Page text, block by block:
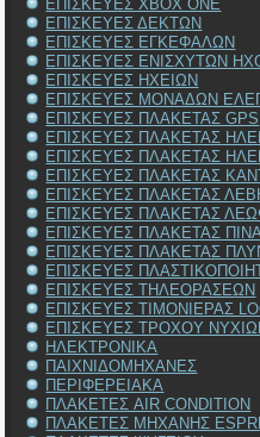
ΕΠΙΣΚΕΥΕΣ XBOX ONE
ΕΠΙΣΚΕΥΕΣ ΔΕΚΤΩΝ
ΕΠΙΣΚΕΥΕΣ ΕΓΚΕΦΑΛΩΝ
ΕΠΙΣΚΕΥΕΣ ΕΝΙΣΧΥΤΩΝ
ΕΠΙΣΚΕΥΕΣ ΗΧΕΙΩΝ
ΕΠΙΣΚΕΥΕΣ ΜΟΝΑΔΩΝ
ΕΠΙΣΚΕΥΕΣ ΠΛΑΚΕΤΑΣ GPS
ΕΠΙΣΚΕΥΕΣ ΠΛΑΚΕΤΑΣ
ΕΠΙΣΚΕΥΕΣ ΠΛΑΚΕΤΑΣ
ΕΠΙΣΚΕΥΕΣ ΠΛΑΚΕΤΑΣ
ΕΠΙΣΚΕΥΕΣ ΠΛΑΚΕΤΑΣ
ΕΠΙΣΚΕΥΕΣ ΠΛΑΚΕΤΑΣ
ΕΠΙΣΚΕΥΕΣ ΠΛΑΚΕΤΑΣ
ΕΠΙΣΚΕΥΕΣ ΠΛΑΚΕΤΑΣ
ΕΠΙΣΚΕΥΕΣ
ΕΠΙΣΚΕΥΕΣ ΤΗΛΕΟΡΑΣΕΩΝ
ΕΠΙΣΚΕΥΕΣ ΤΙΜΟΝΙΕΡΑΣ
ΕΠΙΣΚΕΥΕΣ ΤΡΟΧΟΥ
ΗΛΕΚΤΡΟΝΙΚΑ
ΠΑΙΧΝΙΔΟΜΗΧΑΝΕΣ
ΠΕΡΙΦΕΡΕΙΑΚΑ
ΠΛΑΚΕΤΕΣ AIR CONDITION
ΠΛΑΚΕΤΕΣ ΜΗΧΑΝΗΣ